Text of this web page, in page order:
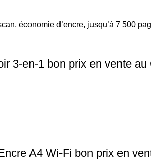
3‑en‑1 bon prix en vente au
A4 Wi‑Fi bon prix en